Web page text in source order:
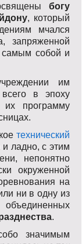
богу
, который
мчался
запряженной
самым собой и
им
в эпоху
программу
технический
ладно, с этим
непонятно
окруженной
на
ни в одну из
.
значимым